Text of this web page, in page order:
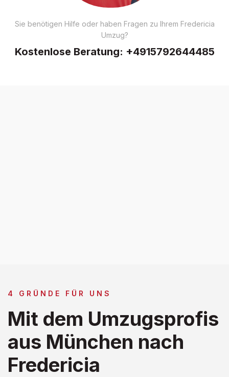
Sie benötigen Hilfe oder haben Fragen zu Ihrem Fredericia
Umzug?
Kostenlose Beratung: +4915792644485
4 GRÜNDE FÜR UNS
Mit dem Umzugsprofis
aus München nach
Fredericia